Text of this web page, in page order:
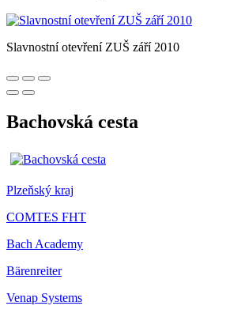
Slavnostní otevření ZUŠ září 2010
Bachovská cesta
Plzeňský kraj
COMTES FHT
Bach Academy
Bärenreiter
Venap Systems